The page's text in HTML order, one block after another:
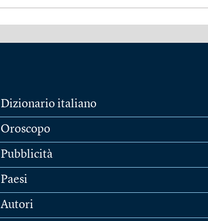
Dizionario italiano
Oroscopo
Pubblicità
Paesi
Autori